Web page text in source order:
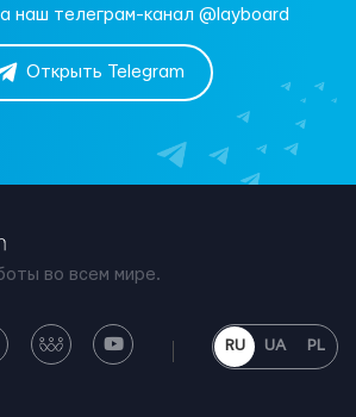
наш телеграм-канал @layboard
Открыть Telegram
во всем мире.
RU UA PL